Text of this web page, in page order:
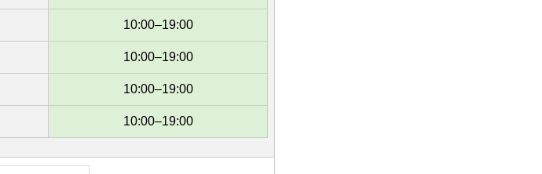
10:00–19:00
10:00–19:00
10:00–19:00
10:00–19:00